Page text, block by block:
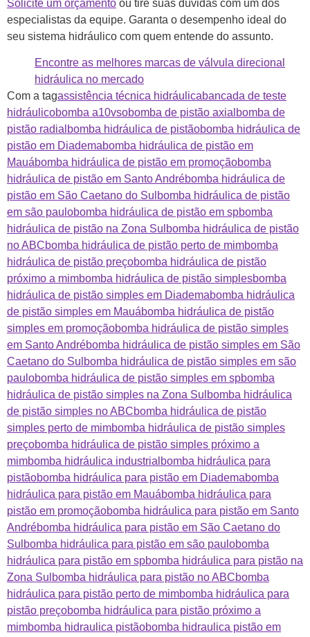
Solicite um orçamento ou tire suas dúvidas com um dos
especialistas da equipe. Garanta o desempenho ideal do
seu sistema hidráulico com quem entende do assunto.
Encontre as melhores marcas de válvula direcional
hidráulica no mercado
Com a tagassistência técnica hidráulicabancada de teste
hidráulicobomba a10vsobomba de pistão axial bomba de
pistão radial bomba hidráulica de pistãobomba hidráulica de
pistão em Diademabomba hidráulica de pistão em
Mauábomba hidráulica de pistão em promoçãobomba
hidráulica de pistão em Santo Andrébomba hidráulica de
pistão em São Caetano do Sul bomba hidráulica de pistão
em são paulobomba hidráulica de pistão em spbomba
hidráulica de pistão na Zona Sul bomba hidráulica de pistão
no ABCbomba hidráulica de pistão perto de mimbomba
hidráulica de pistão preçobomba hidráulica de pistão
próximo a mimbomba hidráulica de pistão simplesbomba
hidráulica de pistão simples em Diademabomba hidráulica
de pistão simples em Mauábomba hidráulica de pistão
simples em promoçãobomba hidráulica de pistão simples
em Santo Andrébomba hidráulica de pistão simples em São
Caetano do Sul bomba hidráulica de pistão simples em são
paulobomba hidráulica de pistão simples em spbomba
hidráulica de pistão simples na Zona Sul bomba hidráulica
de pistão simples no ABCbomba hidráulica de pistão
simples perto de mimbomba hidráulica de pistão simples
preçobomba hidráulica de pistão simples próximo a
mimbomba hidráulica industrial bomba hidráulica para
pistãobomba hidráulica para pistão em Diademabomba
hidráulica para pistão em Mauábomba hidráulica para
pistão em promoçãobomba hidráulica para pistão em Santo
Andrébomba hidráulica para pistão em São Caetano do
Sul bomba hidráulica para pistão em são paulobomba
hidráulica para pistão em spbomba hidráulica para pistão na
Zona Sul bomba hidráulica para pistão no ABCbomba
hidráulica para pistão perto de mimbomba hidráulica para
pistão preçobomba hidráulica para pistão próximo a
mimbomba hidraulica pistãobomba hidraulica pistão em